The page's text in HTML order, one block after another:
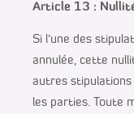
Article 13 :
Si l’une des
annulée, cette
autres
les parties. Toute